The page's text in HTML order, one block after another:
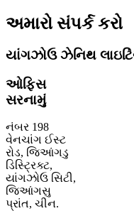
અમારો સંપર્ક કરો
યાંગઝોઉ ઝેનિથ
ઓફિસ
સરનામું
નંબર 198
વેનચાંગ ઈસ્ટ
રોડ, જિઆંગડુ
ડિસ્ટ્રિક્ટ,
યાંગઝોઉ સિટી,
જિઆંગસુ
પ્રાંત, ચીન.